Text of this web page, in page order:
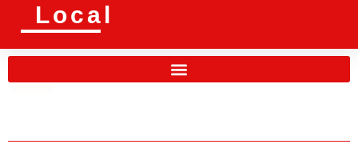
Local